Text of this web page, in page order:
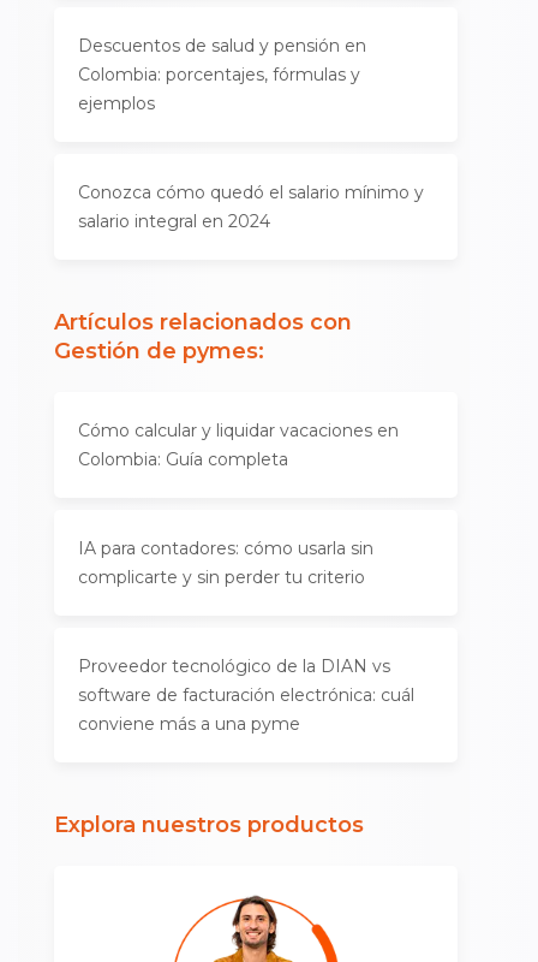
Descuentos de salud y pensión en
Colombia: porcentajes, fórmulas y
ejemplos
Conozca cómo quedó el salario mínimo y
salario integral en 2024
Artículos relacionados con
Gestión de pymes:
Cómo calcular y liquidar vacaciones en
Colombia: Guía completa
IA para contadores: cómo usarla sin
complicarte y sin perder tu criterio
Proveedor tecnológico de la DIAN vs
software de facturación electrónica: cuál
conviene más a una pyme
Explora nuestros productos